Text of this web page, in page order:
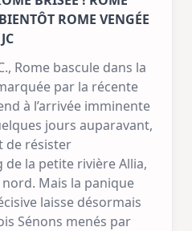
ROME VENGÉE
Rome bascule dans la
par la récente
à l’arrivée imminente
jours auparavant,
de résister
la petite rivière Allia,
Mais la panique
laisse désormais
Sénons menés par